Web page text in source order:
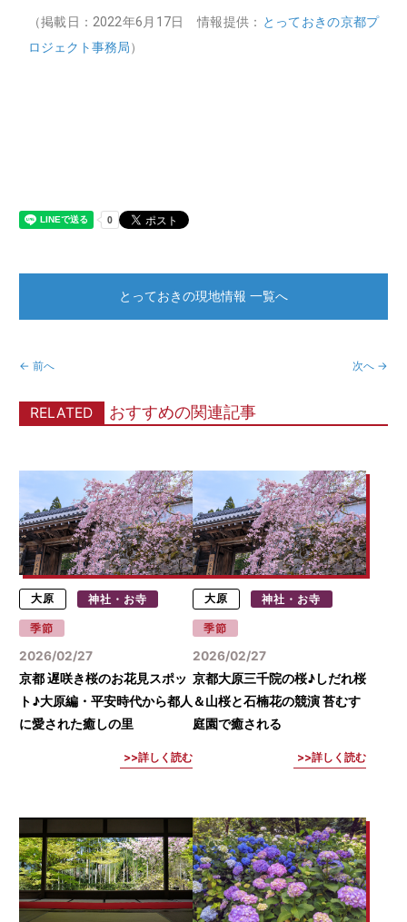
（掲載日：2022年6月17日 情報提供： とっておきの京都プ
ロジェクト事務局）
← 前へ 次へ →
とっておきの現地情報 一覧へ
RELATED おすすめの関連記事
大原 神社・お寺
季節
2026/02/27
京都 遅咲き桜のお花見スポッ
ト♪大原編・平安時代から都人
に愛された癒しの里
詳しく読む
大原 神社・お寺
季節
2026/02/27
京都大原三千院の桜♪しだれ桜
＆山桜と石楠花の競演 苔むす
庭園で癒される
詳しく読む